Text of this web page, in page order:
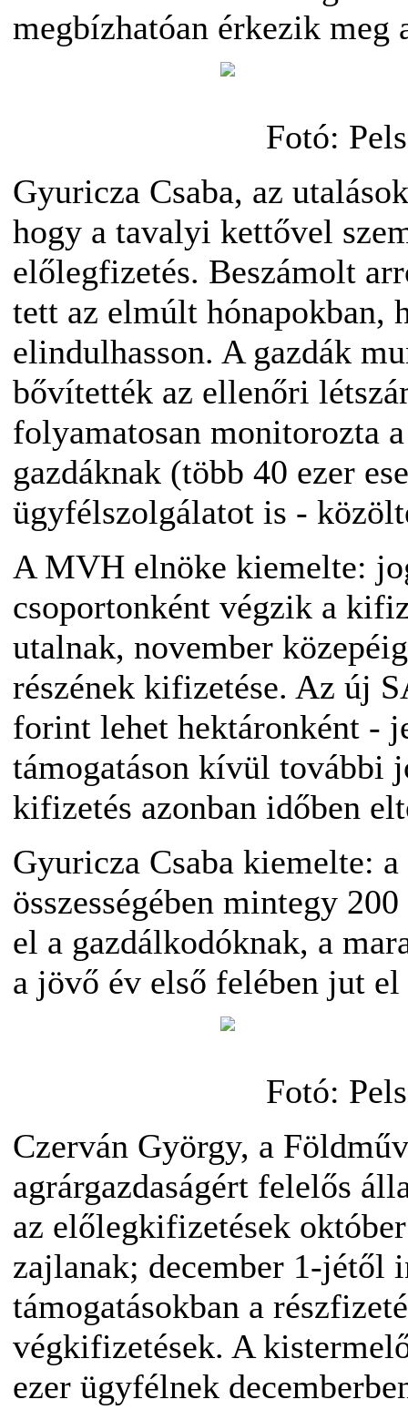
megbízhatóan érkezik meg
Fotó:
Gyuricza Csaba, az
hogy a tavalyi kettővel
előlegfizetés. Beszámolt
tett az elmúlt hónapokban,
elindulhasson. A gazdák
bővítették az ellenőri
folyamatosan monitorozta
gazdáknak (több 40 ezer
ügyfélszolgálatot is -
A MVH elnöke kiemelte:
csoportonként végzik a
utalnak, november
részének kifizetése. Az új
forint lehet hektáronként -
támogatáson kívül további
kifizetés azonban időben
Gyuricza Csaba kiemelte:
összességében mintegy
el a gazdálkodóknak, a
a jövő év első felében jut
Fotó:
Czerván György, a
agrárgazdaságért felelős
az előlegkifizetések
zajlanak; december 1-jétől
támogatásokban a
végkifizetések. A
ezer ügyfélnek